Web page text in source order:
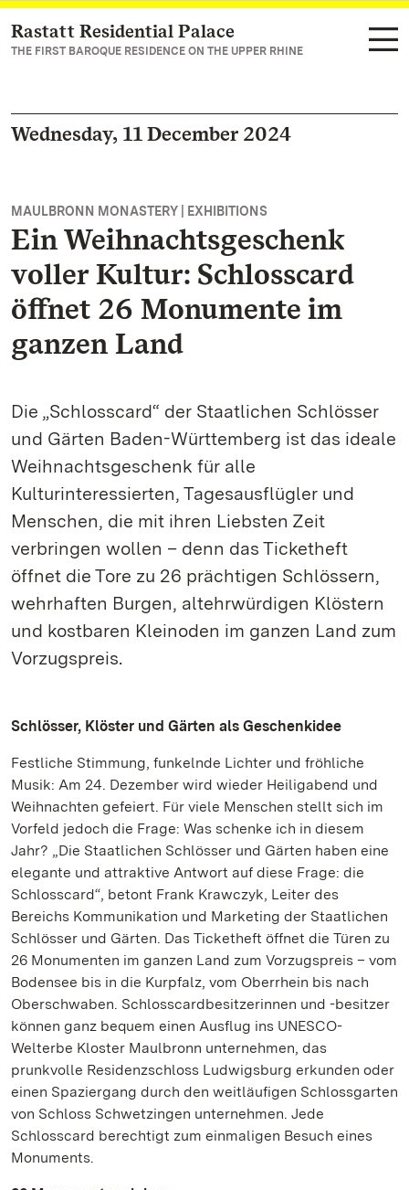
Navigate to main page
Rastatt Residential Palace
THE FIRST BAROQUE RESIDENCE ON THE UPPER RHINE
Wednesday, 11 December 2024
MAULBRONN MONASTERY | EXHIBITIONS
Ein Weihnachtsgeschenk
voller Kultur: Schlosscard
öffnet 26 Monumente im
ganzen Land
Die „Schlosscard“ der Staatlichen Schlösser
und Gärten Baden-Württemberg ist das ideale
Weihnachtsgeschenk für alle
Kulturinteressierten, Tagesausflügler und
Menschen, die mit ihren Liebsten Zeit
verbringen wollen – denn das Ticketheft
öffnet die Tore zu 26 prächtigen Schlössern,
wehrhaften Burgen, altehrwürdigen Klöstern
und kostbaren Kleinoden im ganzen Land zum
Vorzugspreis.
Schlösser, Klöster und Gärten als Geschenkidee
Festliche Stimmung, funkelnde Lichter und fröhliche
Musik: Am 24. Dezember wird wieder Heiligabend und
Weihnachten gefeiert. Für viele Menschen stellt sich im
Vorfeld jedoch die Frage: Was schenke ich in diesem
Jahr? „Die Staatlichen Schlösser und Gärten haben eine
elegante und attraktive Antwort auf diese Frage: die
Schlosscard“, betont Frank Krawczyk, Leiter des
Bereichs Kommunikation und Marketing der Staatlichen
Schlösser und Gärten. Das Ticketheft öffnet die Türen zu
26 Monumenten im ganzen Land zum Vorzugspreis – vom
Bodensee bis in die Kurpfalz, vom Oberrhein bis nach
Oberschwaben. Schlosscardbesitzerinnen und -besitzer
können ganz bequem einen Ausflug ins UNESCO-
Welterbe Kloster Maulbronn unternehmen, das
prunkvolle Residenzschloss Ludwigsburg erkunden oder
einen Spaziergang durch den weitläufigen Schlossgarten
von Schloss Schwetzingen unternehmen. Jede
Schlosscard berechtigt zum einmaligen Besuch eines
Monuments.